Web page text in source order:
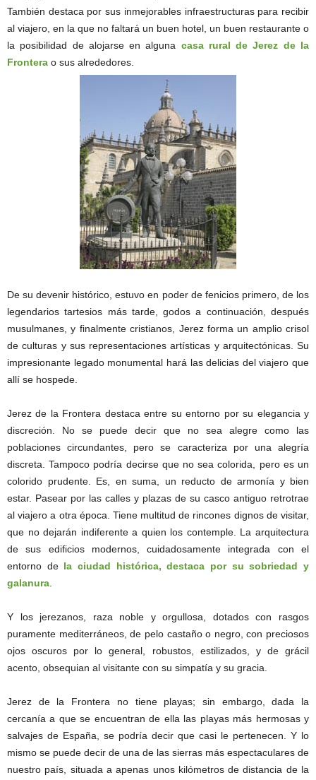
También destaca por sus inmejorables infraestructuras para recibir
al viajero, en la que no faltará un buen hotel, un buen restaurante o
la posibilidad de alojarse en alguna casa rural de Jerez de la
Frontera o sus alrededores.
De su devenir histórico, estuvo en poder de fenicios primero, de los
legendarios tartesios más tarde, godos a continuación, después
musulmanes, y finalmente cristianos, Jerez forma un amplio crisol
de culturas y sus representaciones artísticas y arquitectónicas. Su
impresionante legado monumental hará las delicias del viajero que
allí se hospede.
Jerez de la Frontera destaca entre su entorno por su elegancia y
discreción. No se puede decir que no sea alegre como las
poblaciones circundantes, pero se caracteriza por una alegría
discreta. Tampoco podría decirse que no sea colorida, pero es un
colorido prudente. Es, en suma, un reducto de armonía y bien
estar. Pasear por las calles y plazas de su casco antiguo retrotrae
al viajero a otra época. Tiene multitud de rincones dignos de visitar,
que no dejarán indiferente a quien los contemple. La arquitectura
de sus edificios modernos, cuidadosamente integrada con el
entorno de la ciudad histórica, destaca por su sobriedad y
galanura
Y los jerezanos, raza noble y orgullosa, dotados con rasgos
puramente mediterráneos, de pelo castaño o negro, con preciosos
ojos oscuros por lo general, robustos, estilizados, y de grácil
acento, obsequian al visitante con su simpatía y su gracia.
Jerez de la Frontera no tiene playas; sin embargo, dada la
cercanía a que se encuentran de ella las playas más hermosas y
salvajes de España, se podría decir que casi le pertenecen. Y lo
mismo se puede decir de una de las sierras más espectaculares de
nuestro país, situada a apenas unos kilómetros de distancia de la